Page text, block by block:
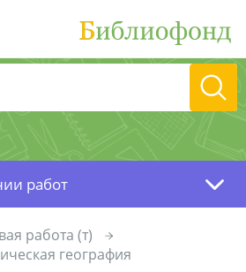
работ
работа (т)
география